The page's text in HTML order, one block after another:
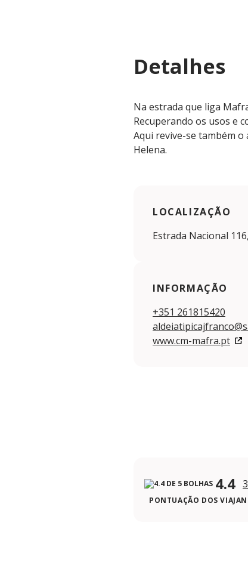
Detalhes
Na estrada que liga
Recuperando os usos e
Aqui revive-se também
Helena.
LOCALIZAÇÃO
Estrada Nacional
INFORMAÇÃO
+351 261815420
www.cm-mafra.pt
4.4
PONTUAÇÃO DOS